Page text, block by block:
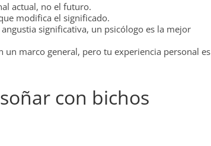
actual, no el futuro.
modifica el significado.
significativa, un psicólogo es la mejor
un marco general, pero tu experiencia personal es
con bichos